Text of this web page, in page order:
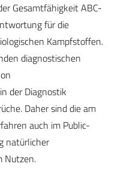
Gesamtfähigkeit ABC-
für die
Kampfstoffen.
diagnostischen
der Diagnostik
Daher sind die am
auch im Public-
natürlicher
Nutzen.